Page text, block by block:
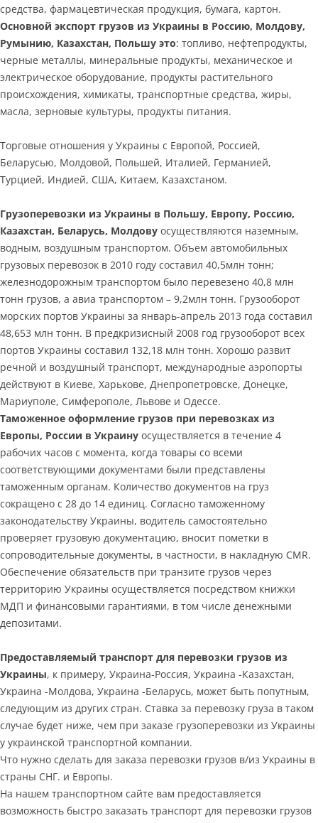
средства, фармацевтическая продукция, бумага, картон.
Основной экспорт грузов из Украины в Россию, Молдову,
Румынию, Казахстан, Польшу это: топливо, нефтепродукты,
черные металлы, минеральные продукты, механическое и
электрическое оборудование, продукты растительного
происхождения, химикаты, транспортные средства, жиры,
масла, зерновые культуры, продукты питания.
Торговые отношения у Украины с Европой, Россией,
Беларусью, Молдовой, Польшей, Италией, Германией,
Турцией, Индией, США, Китаем, Казахстаном.
Грузоперевозки из Украины в Польшу, Европу, Россию,
Казахстан, Беларусь, Молдову осуществляются наземным,
водным, воздушным транспортом. Объем автомобильных
грузовых перевозок в 2010 году составил 40,5млн тонн;
железнодорожным транспортом было перевезено 40,8 млн
тонн грузов, а авиа транспортом – 9,2млн тонн. Грузооборот
морских портов Украины за январь-апрель 2013 года составил
48,653 млн тонн. В предкризисный 2008 год грузооборот всех
портов Украины составил 132,18 млн тонн. Хорошо развит
речной и воздушный транспорт, международные аэропорты
действуют в Киеве, Харькове, Днепропетровске, Донецке,
Мариуполе, Симферополе, Львове и Одессе.
Таможенное оформление грузов при перевозках из
Европы, России в Украину осуществляется в течение 4
рабочих часов с момента, когда товары со всеми
соответствующими документами были представлены
таможенным органам. Количество документов на груз
сокращено с 28 до 14 единиц. Согласно таможенному
законодательству Украины, водитель самостоятельно
проверяет грузовую документацию, вносит пометки в
сопроводительные документы, в частности, в накладную CMR.
Обеспечение обязательств при транзите грузов через
территорию Украины осуществляется посредством книжки
МДП и финансовыми гарантиями, в том числе денежными
депозитами.
Предоставляемый транспорт для перевозки грузов из
Украины, к примеру, Украина-Россия, Украина -Казахстан,
Украина -Молдова, Украина -Беларусь, может быть попутным,
следующим из других стран. Ставка за перевозку груза в таком
случае будет ниже, чем при заказе грузоперевозки из Украины
у украинской транспортной компании.
Что нужно сделать для заказа перевозки грузов в/из Украины в
страны СНГ. и Европы.
На нашем транспортном сайте вам предоставляется
возможность быстро заказать транспорт для перевозки грузов